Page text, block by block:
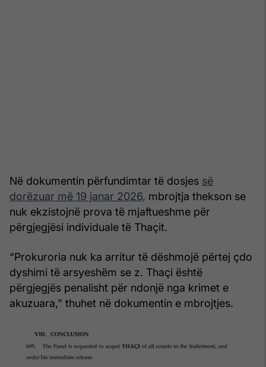
Në dokumentin përfundimtar të dosjes së
dorëzuar më 19 janar 2026, mbrojtja thekson se
nuk ekzistojnë prova të mjaftueshme për
përgjegjësi individuale të Thaçit.
“Prokuroria nuk ka arritur të dëshmojë përtej çdo
dyshimi të arsyeshëm se z. Thaçi është
përgjegjës penalisht për ndonjë nga krimet e
akuzuara,” thuhet në dokumentin e mbrojtjes.